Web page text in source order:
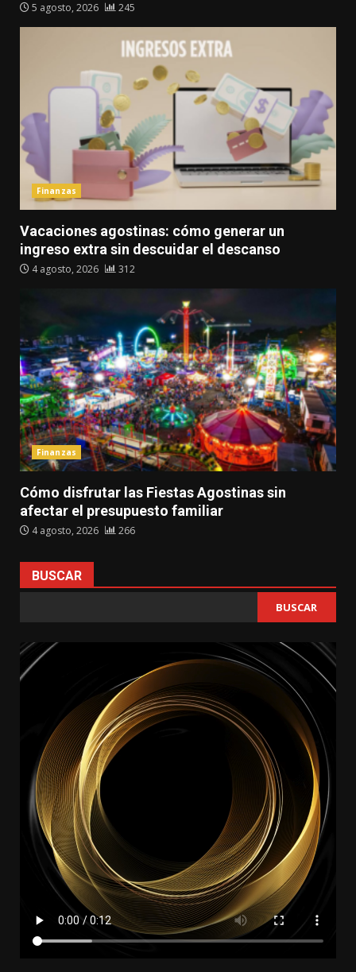
5 agosto, 2026 245
Finanzas
Vacaciones agostinas: cómo generar un
ingreso extra sin descuidar el descanso
4 agosto, 2026 312
Finanzas
Cómo disfrutar las Fiestas Agostinas sin
afectar el presupuesto familiar
4 agosto, 2026 266
BUSCAR
BUSCAR